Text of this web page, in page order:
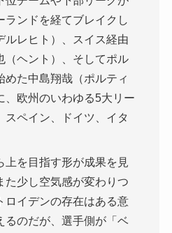
ランドを経てブレイクし
ルレヒト）、スイス経由
（ヘント）、そしてポル
めた中島翔哉（ポルティ
、欧州のいわゆる5大リー
スペイン、ドイツ、イタ
上を目指す形が成果を見
た少し空気感が変わりつ
ロイデンの存在はある意
るのだが、選手側が「ベ